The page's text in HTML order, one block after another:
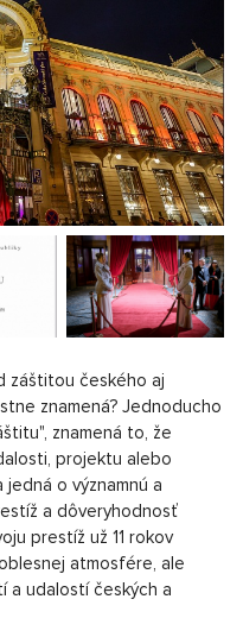
záštitou českého aj
znamená? Jednoducho
znamená to, že
projektu alebo
jedná o významnú a
a dôveryhodnosť
prestíž už 11 rokov
atmosfére, ale
a udalostí českých a